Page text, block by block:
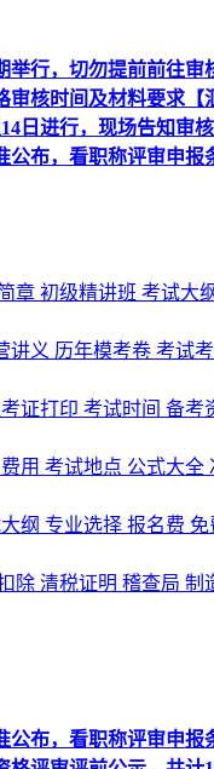
举行，切勿提前前往审
核时间及材料要求【
日进行，现场告知审
公布，看职称评审申报
章 初级精讲班 考试大纲
讲义 历年模考卷 考试
证打印 考试时间 备考
用 考试地点 公式大全
纲 专业选择 报名费 免
除 清税证明 稽查局 制
公布，看职称评审申报